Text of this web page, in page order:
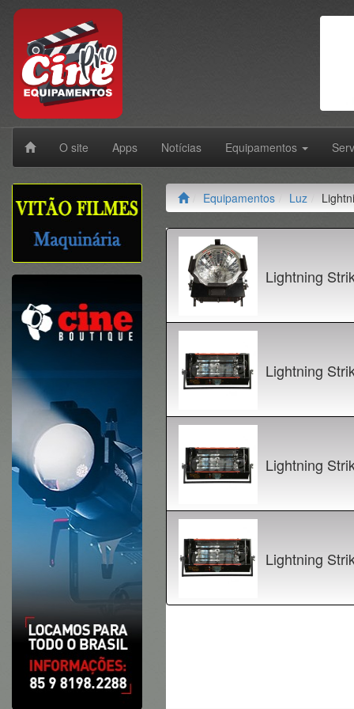
O site Apps Notícias Equipamentos
Equipamentos Luz
Lightning
Lightning
Lightning
Lightning